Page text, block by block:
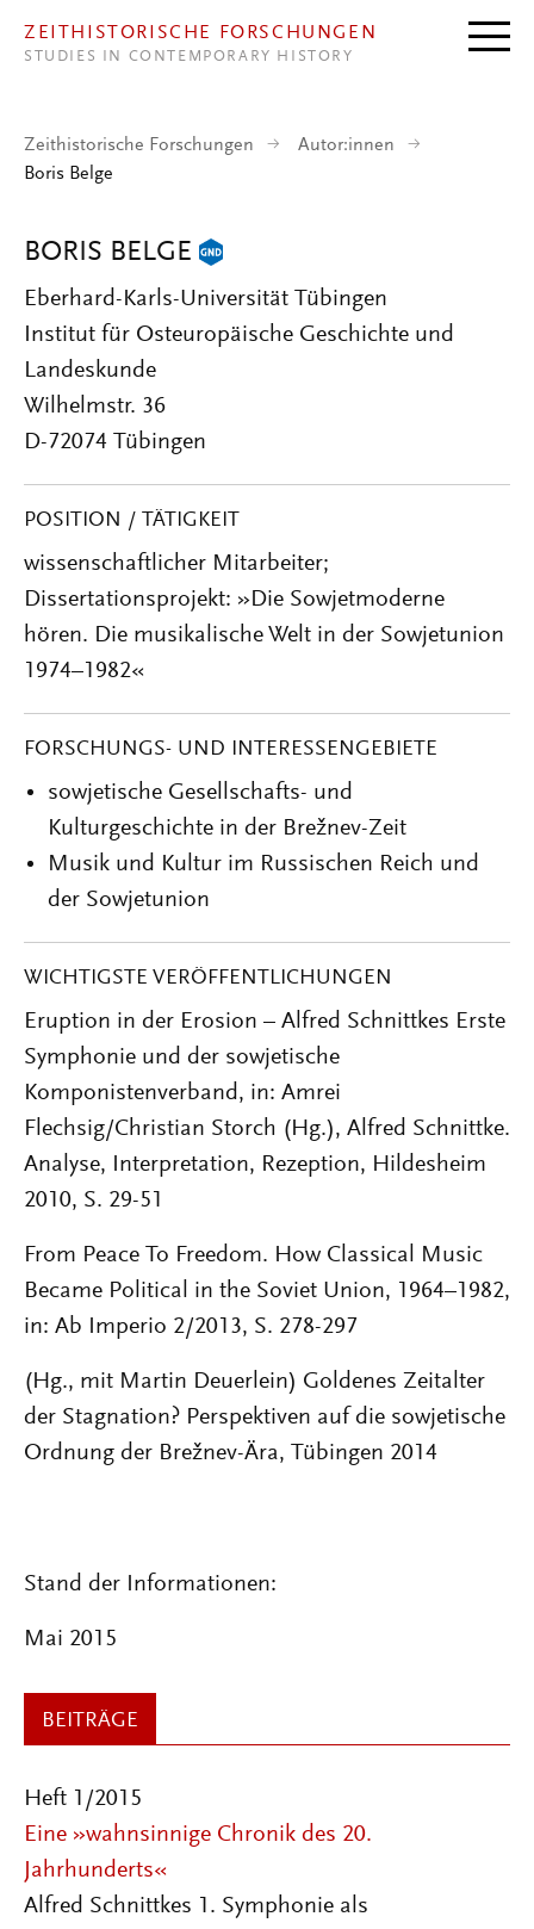
ZEITHISTORISCHE FORSCHUNGEN
STUDIES IN CONTEMPORARY HISTORY
Zeithistorische Forschungen
Autor:innen
Boris Belge
BORIS BELGE
Eberhard-Karls-Universität Tübingen
Institut für Osteuropäische Geschichte und
Landeskunde
Wilhelmstr. 36
D-72074 Tübingen
POSITION / TÄTIGKEIT
wissenschaftlicher Mitarbeiter;
Dissertationsprojekt: »Die Sowjetmoderne
hören. Die musikalische Welt in der Sowjetunion
1974–1982«
FORSCHUNGS- UND INTERESSENGEBIETE
sowjetische Gesellschafts- und
Kulturgeschichte in der Brežnev-Zeit
Musik und Kultur im Russischen Reich und
der Sowjetunion
WICHTIGSTE VERÖFFENTLICHUNGEN
Eruption in der Erosion – Alfred Schnittkes Erste
Symphonie und der sowjetische
Komponistenverband, in: Amrei
Flechsig/Christian Storch (Hg.), Alfred Schnittke.
Analyse, Interpretation, Rezeption, Hildesheim
2010, S. 29-51
From Peace To Freedom. How Classical Music
Became Political in the Soviet Union, 1964–1982,
in: Ab Imperio 2/2013, S. 278-297
(Hg., mit Martin Deuerlein) Goldenes Zeitalter
der Stagnation? Perspektiven auf die sowjetische
Ordnung der Brežnev-Ära, Tübingen 2014
Stand der Informationen:
Mai 2015
BEITRÄGE
Heft 1/2015
Eine »wahnsinnige Chronik des 20.
Jahrhunderts«
Alfred Schnittkes 1. Symphonie als